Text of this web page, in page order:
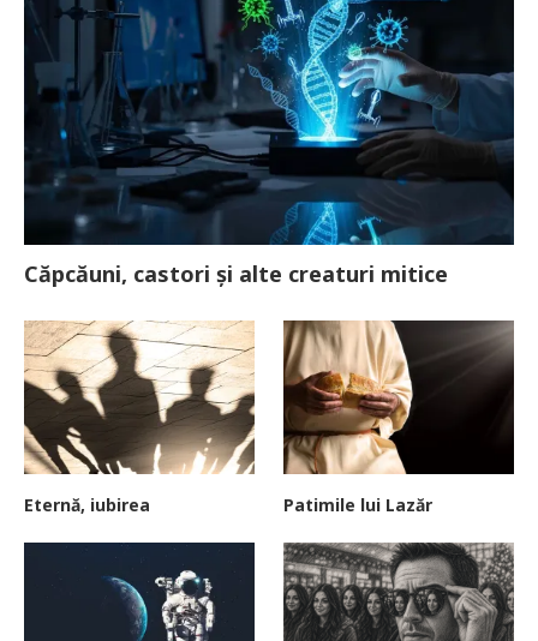
Căpcăuni, castori și alte creaturi mitice
Eternă, iubirea Patimile lui Lazăr